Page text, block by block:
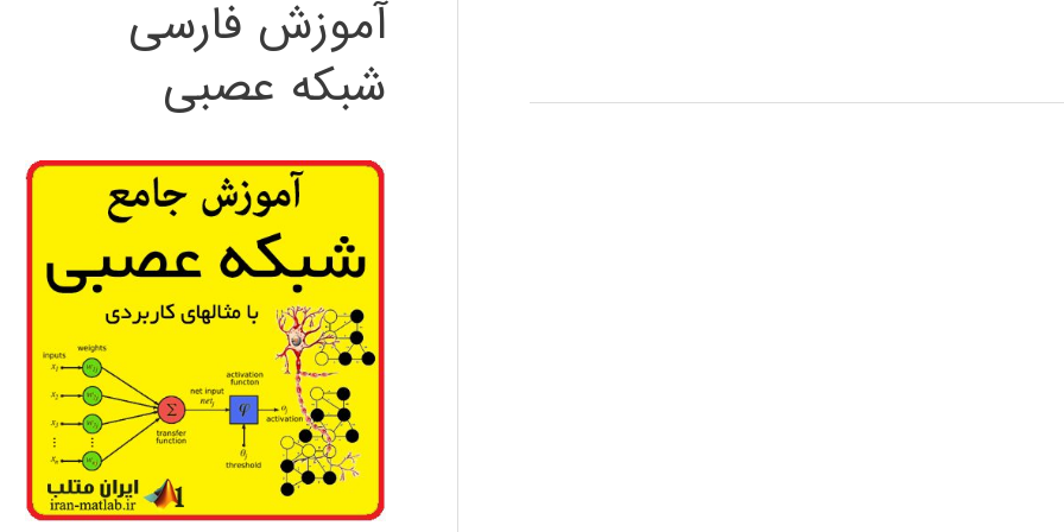
آموزش فارسی
شبکه عصبی